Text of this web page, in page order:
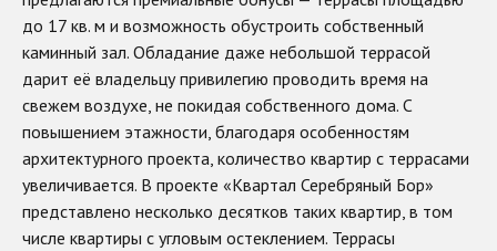
до 17 кв. м и возможность обустроить собственный
каминный зал. Обладание даже небольшой террасой
дарит её владельцу привилегию проводить время на
свежем воздухе, не покидая собственного дома. С
повышением этажности, благодаря особенностям
архитектурного проекта, количество квартир с террасами
увеличивается. В проекте «Квартал Серебряный Бор»
представлено несколько десятков таких квартир, в том
числе квартиры с угловым остеклением. Террасы